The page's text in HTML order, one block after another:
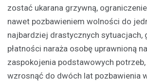
zostać ukarana grzywną,
nawet pozbawieniem wolności do
najbardziej drastycznych sytuacjach,
płatności naraża osobę uprawnioną
zaspokojenia podstawowych
wzrosnąć do dwóch lat pozbawienia